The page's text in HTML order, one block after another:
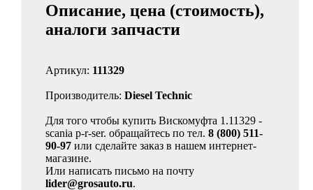
Описание, цена (стоимость),
аналоги запчасти
Артикул: 111329
Производитель: Diesel Technic
Для того чтобы купить Вискомуфта 1.11329 -
scania p-r-ser. обращайтесь по тел. 8 (800) 511-
90-97 или сделайте заказ в нашем интернет-
магазине.
Или написать письмо на почту
lider@grosauto.ru.